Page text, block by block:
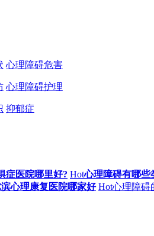
心理障碍危害
心理障碍护理
抑郁症
症医院哪里好? Hot心理障碍有哪些
心理康复医院哪家好 Hot心理障碍